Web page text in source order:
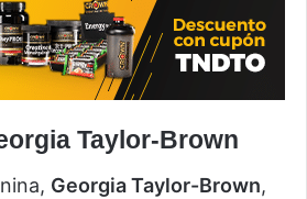
Taylor-Brown
Georgia Taylor-Brown,